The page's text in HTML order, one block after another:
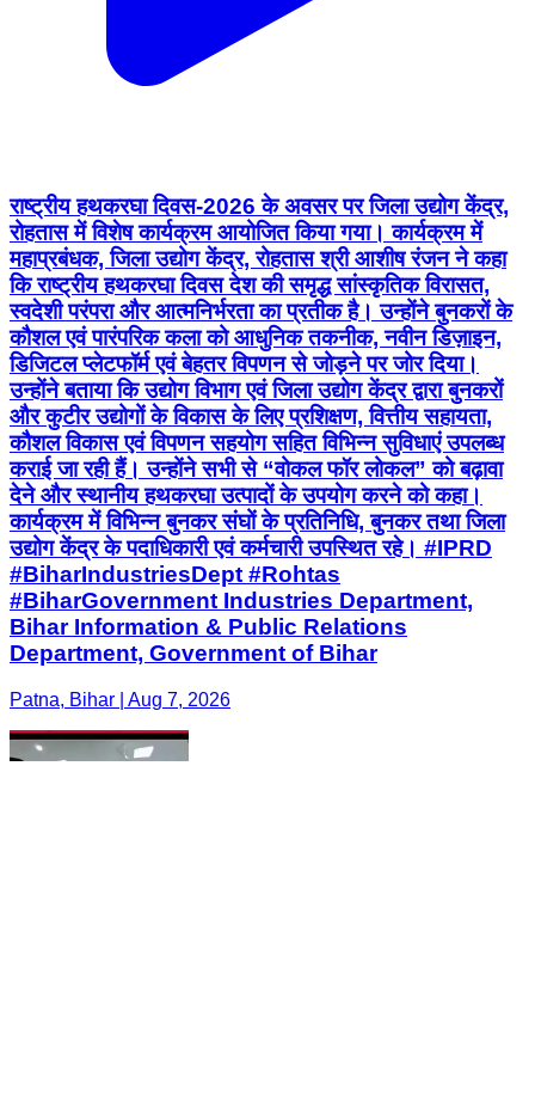
राष्ट्रीय हथकरघा दिवस-2026 के अवसर पर जिला उद्योग केंद्र,
रोहतास में विशेष कार्यक्रम आयोजित किया गया। कार्यक्रम में
महाप्रबंधक, जिला उद्योग केंद्र, रोहतास श्री आशीष रंजन ने कहा
कि राष्ट्रीय हथकरघा दिवस देश की समृद्ध सांस्कृतिक विरासत,
स्वदेशी परंपरा और आत्मनिर्भरता का प्रतीक है। उन्होंने बुनकरों के
कौशल एवं पारंपरिक कला को आधुनिक तकनीक, नवीन डिज़ाइन,
डिजिटल प्लेटफॉर्म एवं बेहतर विपणन से जोड़ने पर जोर दिया।
उन्होंने बताया कि उद्योग विभाग एवं जिला उद्योग केंद्र द्वारा बुनकरों
और कुटीर उद्योगों के विकास के लिए प्रशिक्षण, वित्तीय सहायता,
कौशल विकास एवं विपणन सहयोग सहित विभिन्न सुविधाएं उपलब्ध
कराई जा रही हैं। उन्होंने सभी से “वोकल फॉर लोकल” को बढ़ावा
देने और स्थानीय हथकरघा उत्पादों के उपयोग करने को कहा।
कार्यक्रम में विभिन्न बुनकर संघों के प्रतिनिधि, बुनकर तथा जिला
उद्योग केंद्र के पदाधिकारी एवं कर्मचारी उपस्थित रहे। #IPRD
#BiharIndustriesDept #Rohtas
#BiharGovernment Industries Department,
Bihar Information & Public Relations
Department, Government of Bihar
Patna, Bihar | Aug 7, 2026